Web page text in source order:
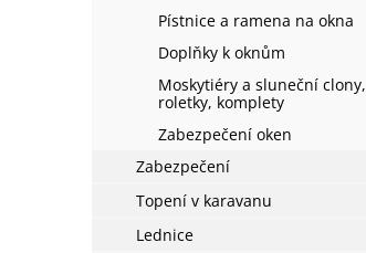
Pístnice a ramena na okna
Doplňky k oknům
Moskytiéry a sluneční clony,
roletky, komplety
Zabezpečení oken
Zabezpečení
Topení v karavanu
Lednice